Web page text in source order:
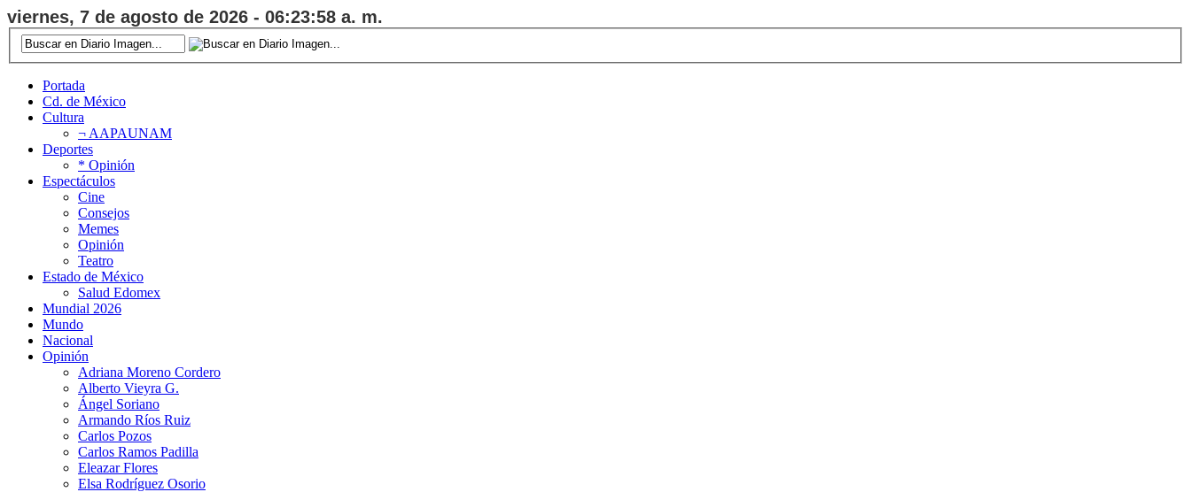
viernes, 7 de agosto de 2026 - 06:23:59 a. m.
Portada
Cd. de México
Cultura
¬ AAPAUNAM
Deportes
* Opinión
Espectáculos
Cine
Consejos
Memes
Opinión
Teatro
Estado de México
Salud Edomex
Mundial 2026
Mundo
Nacional
Opinión
Adriana Moreno Cordero
Alberto Vieyra G.
Ángel Soriano
Armando Ríos Ruiz
Carlos Pozos
Carlos Ramos Padilla
Eleazar Flores
Elsa Rodríguez Osorio